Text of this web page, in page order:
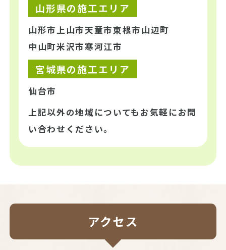
山形県の施工エリア
山形市上山市天童市東根市 山辺町
中山町米沢市寒河江市
宮城県の施工エリア
仙台市
上記以外の地域についてもお気軽にお問
い合わせください。
アクセス